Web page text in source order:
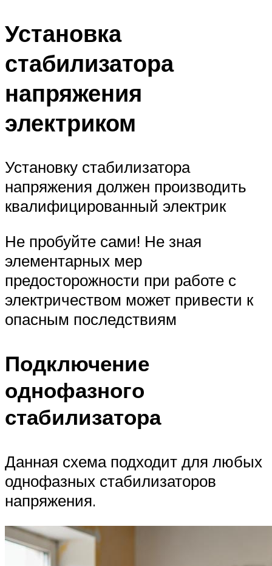
Установка
стабилизатора
напряжения
электриком
Установку стабилизатора
напряжения должен производить
квалифицированный электрик
Не пробуйте сами! Не зная
элементарных мер
предосторожности при работе с
электричеством может привести к
опасным последствиям
Подключение
однофазного
стабилизатора
Данная схема подходит для любых
однофазных стабилизаторов
напряжения.